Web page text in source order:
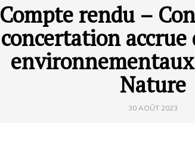
Compte rendu –
concertation accrue
Nature
30 AOÛT 2023